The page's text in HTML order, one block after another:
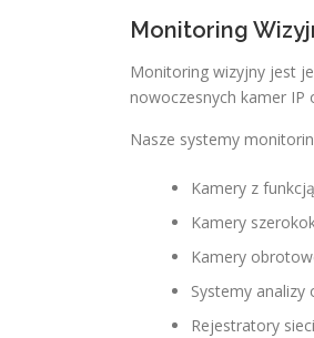
Monitoring
Monitoring wizyjny jest
nowoczesnych kamer IP
Nasze systemy
Kamery z
Kamery
Kamery
Systemy analizy
Rejestratory